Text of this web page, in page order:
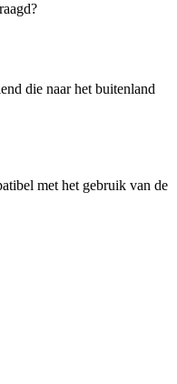
die naar het buitenland
met het gebruik van de